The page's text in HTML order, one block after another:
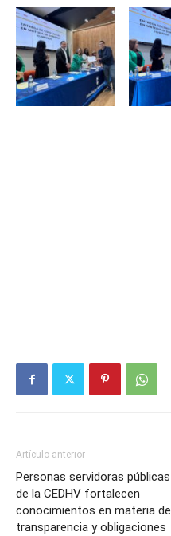
Artículo anterior
Personas servidoras públicas
de la CEDHV fortalecen
conocimientos en materia de
transparencia y obligaciones